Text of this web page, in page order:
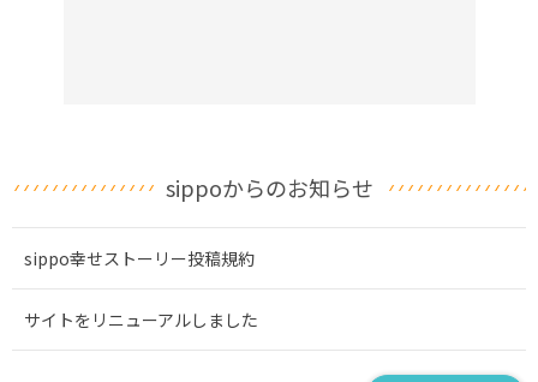
sippoからのお知らせ
sippo幸せストーリー投稿規約
サイトをリニューアルしました